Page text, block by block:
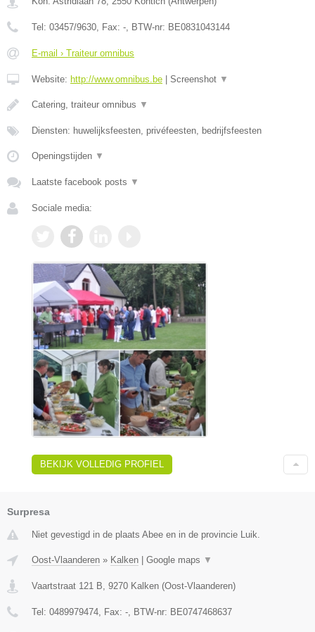
Tel: 03457/9630, Fax: -, BTW-nr: BE0831043144
E-mail › Traiteur omnibus
Website: http://www.omnibus.be Screenshot ▼
Catering, traiteur omnibus ▼
Diensten: huwelijksfeesten, privéfeesten, bedrijfsfeesten
Openingstijden ▼
Laatste facebook posts ▼
Sociale media:
BEKIJK VOLLEDIG PROFIEL
Surpresa
Niet gevestigd in de plaats Abee en in de provincie Luik.
Oost-Vlaanderen » Kalken Google maps ▼
Vaartstraat 121 B, 9270 Kalken (Oost-Vlaanderen)
Tel: 0489979474, Fax: -, BTW-nr: BE0747468637